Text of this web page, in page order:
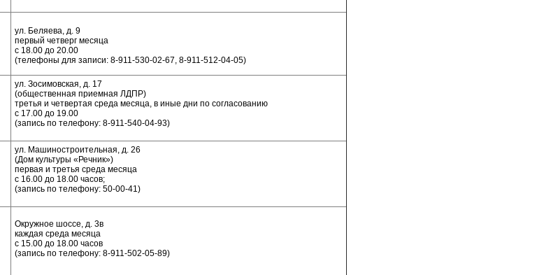
ул. Беляева, д. 9
первый четверг месяца
с 18.00 до 20.00
(телефоны для записи: 8-911-530-02-67, 8-911-512-04-05)
ул. Зосимовская, д. 17
(общественная приемная ЛДПР)
третья и четвертая среда месяца, в иные дни по согласованию
с 17.00 до 19.00
(запись по телефону: 8-911-540-04-93)
ул. Машиностроительная, д. 26
(Дом культуры «Речник»)
первая и третья среда месяца
с 16.00 до 18.00 часов;
(запись по телефону: 50-00-41)
Окружное шоссе, д. 3в
каждая среда месяца
с 15.00 до 18.00 часов
(запись по телефону: 8-911-502-05-89)